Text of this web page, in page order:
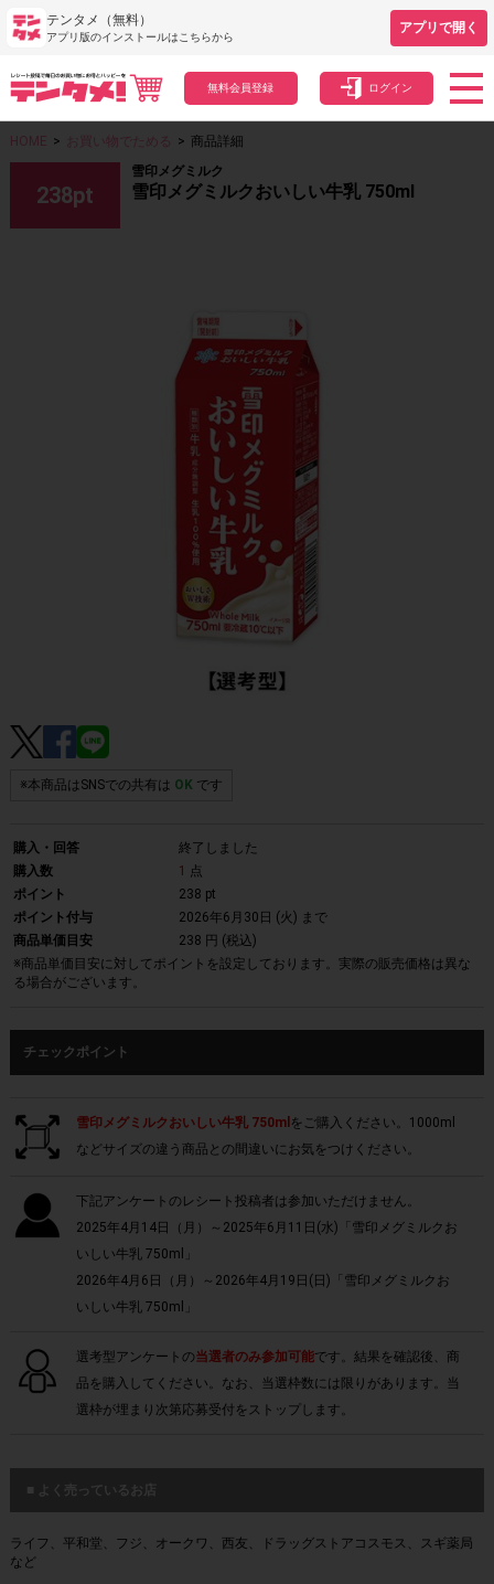
テンタメ（無料）
アプリ版のインストールはこちらから
アプリで開く
無料会員登録 ログイン
HOME > お買い物でためる > 商品詳細
238pt
雪印メグミルク
雪印メグミルクおいしい牛乳 750ml
※本商品はSNSでの共有は OKです
購入・回答
終了しました
購入数
1
点
ポイント
238 pt
ポイント付与
2026年6月30日 (火) まで
商品単価目安
238 円 (税込)
※商品単価目安に対してポイントを設定しております。実際の販売価格は異な
る場合がございます。
チェックポイント
雪印メグミルクおいしい牛乳 750ml をご購入ください。1000ml
などサイズの違う商品との間違いにお気をつけください。
下記アンケートのレシート投稿者は参加いただけません。
2025年4月14日（月）～2025年6月11日(水)「雪印メグミルクお
いしい牛乳 750ml」
2026年4月6日（月）～2026年4月19日(日)「雪印メグミルクお
いしい牛乳 750ml」
選考型アンケートの当選者のみ参加可能です。結果を確認後、商
品を購入してください。なお、当選枠数には限りがあります。当
選枠が埋まり次第応募受付をストップします。
■ よく売っているお店
ライフ、平和堂、フジ、オークワ、西友、ドラッグストアコスモス、スギ薬局
など